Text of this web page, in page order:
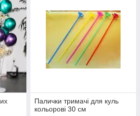
Палички тримачі для куль
кольорові 30 см